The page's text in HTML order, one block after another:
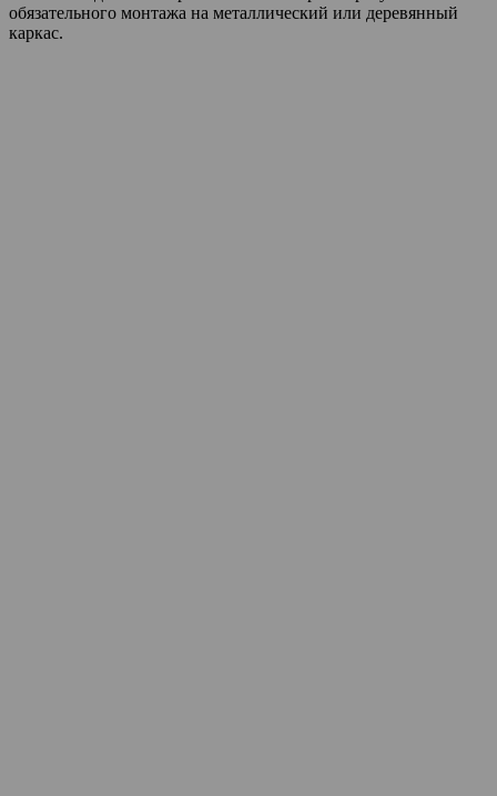
обязательного монтажа на металлический или деревянный
каркас.